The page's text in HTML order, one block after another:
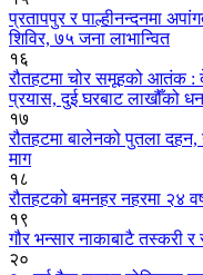
प्रतापपुर र पाल्हीनन्दनमा
शिविर, ७५ जना लाभान्वित
१६
रौतहटमा चोर समूहको आतंक :
प्रयास, दुई घरबाट लाखौँको
१७
रौतहटमा बालेनको पुतला दहन,
माग
१८
रौतहटको बमनहर नहरमा २४
१९
गौर भन्सार नाकाबाटै तस्करी
२०